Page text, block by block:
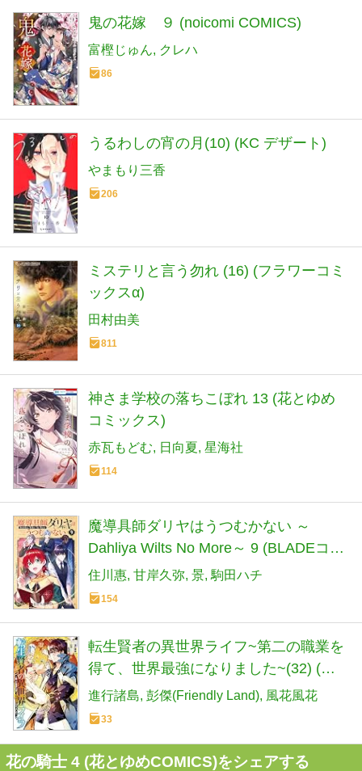
鬼の花嫁 ９ (noicomi COMICS)
富樫じゅん クレハ
86
うるわしの宵の月(10) (KC デザート)
やまもり三香
206
ミステリと言う勿れ (16) (フラワーコミ
ックスα)
田村由美
811
神さま学校の落ちこぼれ 13 (花とゆめ
コミックス)
赤瓦もどむ 日向夏 星海社
114
魔導具師ダリヤはうつむかない ～
Dahliya Wilts No More～ 9 (BLADEコミ
ックス)
住川惠 甘岸久弥 景 駒田ハチ
154
転生賢者の異世界ライフ~第二の職業を
得て、世界最強になりました~(32) (ガ
ンガンコミックスUP!)
進行諸島 彭傑(Friendly Land) 風花風花
33
花の騎士 4 (花とゆめCOMICS)をシェアする